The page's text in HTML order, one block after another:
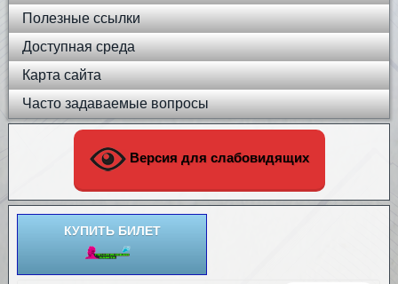
Полезные ссылки
Доступная среда
Карта сайта
Часто задаваемые вопросы
Версия для слабовидящих
КУПИТЬ БИЛЕТ